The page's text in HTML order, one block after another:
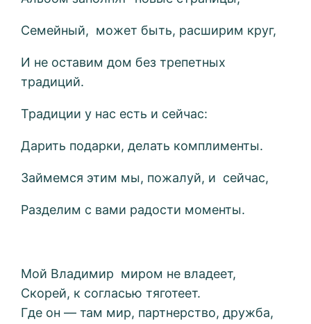
Семейный, может быть, расширим круг,
И не оставим дом без трепетных
традиций.
Традиции у нас есть и сейчас:
Дарить подарки, делать комплименты.
Займемся этим мы, пожалуй, и сейчас,
Разделим с вами радости моменты.
Мой Владимир миром не владеет,
Скорей, к согласью тяготеет.
Где он — там мир, партнерство, дружба,